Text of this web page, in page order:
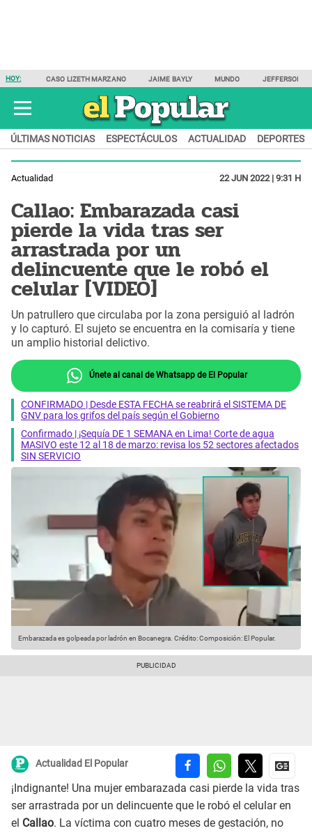
HOY: CASO LIZETH MARZANO JAIME BAYLY MUNDO JEFFERSON
ÚLTIMAS NOTICIAS ESPECTÁCULOS ACTUALIDAD DEPORTES
Actualidad 22 JUN 2022 | 9:31 H
Callao: Embarazada casi
pierde la vida tras ser
arrastrada por un
delincuente que le robó el
celular [VIDEO]
Un patrullero que circulaba por la zona persiguió al ladrón
y lo capturó. El sujeto se encuentra en la comisaría y tiene
un amplio historial delictivo.
Únete al canal de Whatsapp de El Popular
CONFIRMADO | Desde ESTA FECHA se reabrirá el SISTEMA DE
GNV para los grifos del país según el Gobierno
Confirmado | ¡Sequía DE 1 SEMANA en Lima! Corte de agua
MASIVO este 12 al 18 de marzo: revisa los 52 sectores afectados
SIN SERVICIO
Embarazada es golpeada por ladrón en Bocanegra. Crédito: Composición: El Popular.
Actualidad El Popular
¡Indignante! Una mujer embarazada casi pierde la vida tras
ser arrastrada por un delincuente que le robó el celular en
el Callao. La víctima con cuatro meses de gestación, no